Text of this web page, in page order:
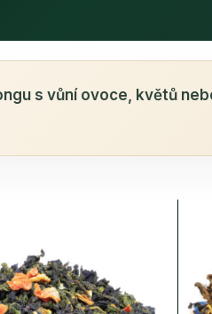
s vůní ovoce, květů